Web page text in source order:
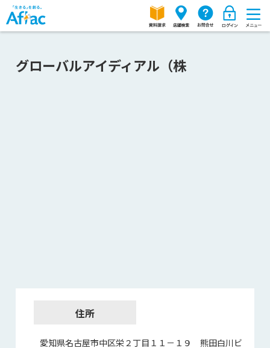
グローバルアイディアル（株
住所
愛知県名古屋市中区栄２丁目１１－１９ 熊田白川ビ